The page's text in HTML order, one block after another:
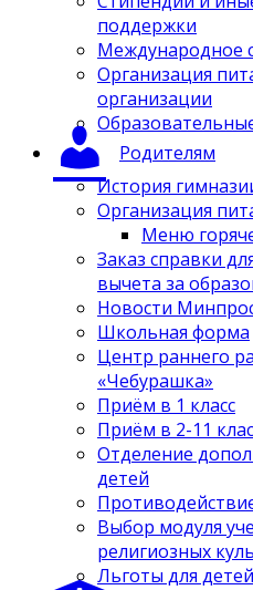
поддержки
Международное
Организация
организации
Родителям
История
Организация
Меню
Заказ справки
вычета за
Новости
Школьная форма
Центр раннего
«Чебурашка»
Приём в 1 класс
Приём в 2-11
Отделение
детей
Выбор модуля
религиозных
Льготы для